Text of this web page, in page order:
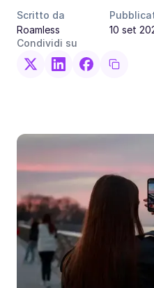
Scritto da
Roamless
10 set
Condividi su